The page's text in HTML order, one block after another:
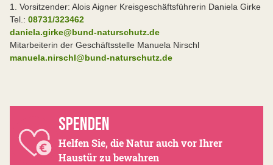
1. Vorsitzender: Alois Aigner Kreisgeschäftsführerin Daniela Girke
Tel.: 08731/323462
daniela.girke@bund-naturschutz.de
Mitarbeiterin der Geschäftsstelle Manuela Nirschl
manuela.nirschl@bund-naturschutz.de
SPENDEN
Helfen Sie, die Natur auch vor Ihrer
Haustür zu bewahren